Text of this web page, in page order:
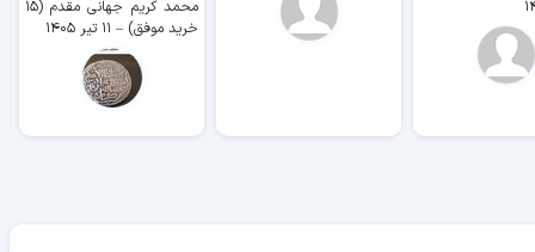
محمد کریم جهانی مقدم (۱۵
خرید موفق) – ۱۱ تیر ۱۴۰۵